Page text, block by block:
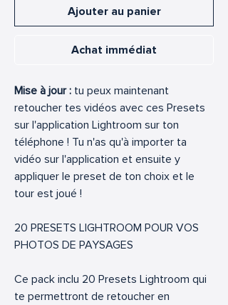
Ajouter au panier
Achat immédiat
Mise à jour : tu peux maintenant
retoucher tes vidéos avec ces Presets
sur l'application Lightroom sur ton
téléphone ! Tu n'as qu'à importer ta
vidéo sur l'application et ensuite y
appliquer le preset de ton choix et le
tour est joué !
20 PRESETS LIGHTROOM POUR VOS
PHOTOS DE PAYSAGES
Ce pack inclu 20 Presets Lightroom qui
te permettront de retoucher en